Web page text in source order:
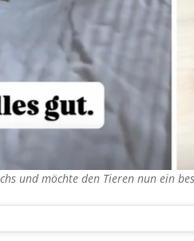
und möchte den Tieren nun ein